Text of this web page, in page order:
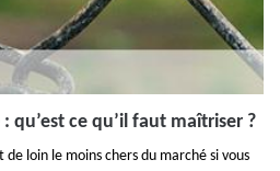
qu’est ce qu’il faut maîtriser ?
loin le moins chers du marché si vous